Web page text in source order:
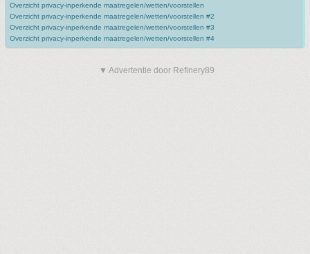
Overzicht privacy-inperkende maatregelen/wetten/voorstellen
Overzicht privacy-inperkende maatregelen/wetten/voorstellen #2
Overzicht privacy-inperkende maatregelen/wetten/voorstellen #3
Overzicht privacy-inperkende maatregelen/wetten/voorstellen #4
▼ Advertentie door Refinery89